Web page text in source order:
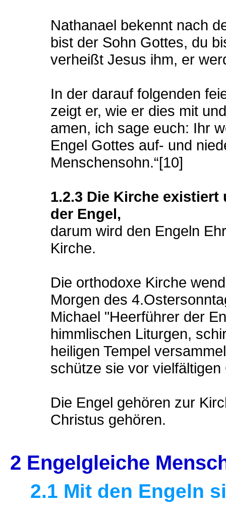
Nathanael bekennt nach
bist der Sohn Gottes, du
verheißt Jesus ihm, er
In der darauf folgenden
zeigt er, wie er dies mit
amen, ich sage euch: Ihr
Engel Gottes auf- und
Menschensohn.“[10]
1.2.3 Die Kirche
der Engel,
darum wird den Engeln
Kirche.
Die orthodoxe Kirche
Morgen des
Michael "Heerführer der
himmlischen Liturgen,
heiligen Tempel
schütze sie vor vielfältigen
Die Engel gehören zur
Christus gehören.
2 Engelgleiche
2.1 Mit den Engeln